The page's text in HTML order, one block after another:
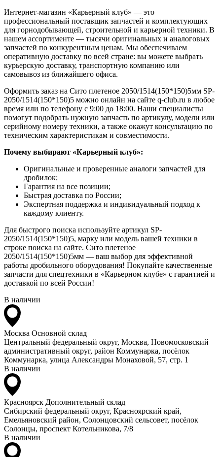
Интернет-магазин «Карьерный клуб» — это
профессиональный поставщик запчастей и комплектующих
для горнодобывающей, строительной и карьерной техники. В
нашем ассортименте — тысячи оригинальных и аналоговых
запчастей по конкурентным ценам. Мы обеспечиваем
оперативную доставку по всей стране: вы можете выбрать
курьерскую доставку, транспортную компанию или
самовывоз из ближайшего офиса.
Оформить заказ на Сито плетеное 2050/1514(150*150)5мм SP-
2050/1514(150*150)5 можно онлайн на сайте q-club.ru в любое
время или по телефону с 9:00 до 18:00. Наши специалисты
помогут подобрать нужную запчасть по артикулу, модели или
серийному номеру техники, а также окажут консультацию по
техническим характеристикам и совместимости.
Почему выбирают «Карьерный клуб»:
Оригинальные и проверенные аналоги запчастей для
дробилок;
Гарантия на все позиции;
Быстрая доставка по России;
Экспертная поддержка и индивидуальный подход к
каждому клиенту.
Для быстрого поиска используйте артикул SP-
2050/1514(150*150)5, марку или модель вашей техники в
строке поиска на сайте. Сито плетеное
2050/1514(150*150)5мм — ваш выбор для эффективной
работы дробильного оборудования! Покупайте качественные
запчасти для спецтехники в «Карьерном клубе» с гарантией и
доставкой по всей России!
В наличии
Москва Основной склад
Центральный федеральный округ, Москва, Новомосковский
административный округ, район Коммунарка, посёлок
Коммунарка, улица Александры Монаховой, 57, стр. 1
В наличии
Красноярск Дополнительный склад
Сибирский федеральный округ, Красноярский край,
Емельяновский район, Солонцовский сельсовет, посёлок
Солонцы, проспект Котельникова, 7/8
В наличии